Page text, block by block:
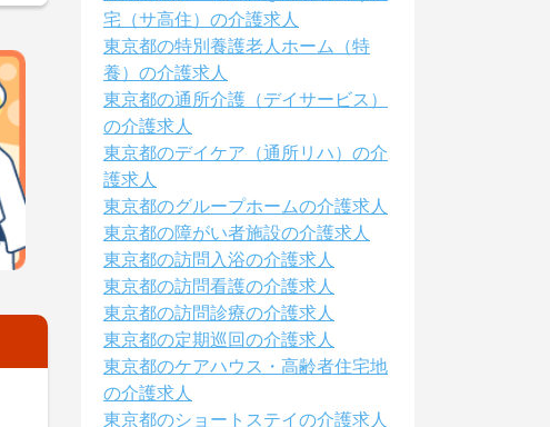
宅（サ高住）の介護求人
東京都の特別養護老人ホーム（特
養）の介護求人
東京都の通所介護（デイサービス）
の介護求人
東京都のデイケア（通所リハ）の介
護求人
東京都のグループホームの介護求人
東京都の障がい者施設の介護求人
東京都の訪問入浴の介護求人
東京都の訪問看護の介護求人
東京都の訪問診療の介護求人
東京都の定期巡回の介護求人
東京都のケアハウス・高齢者住宅地
の介護求人
東京都のショートステイの介護求人